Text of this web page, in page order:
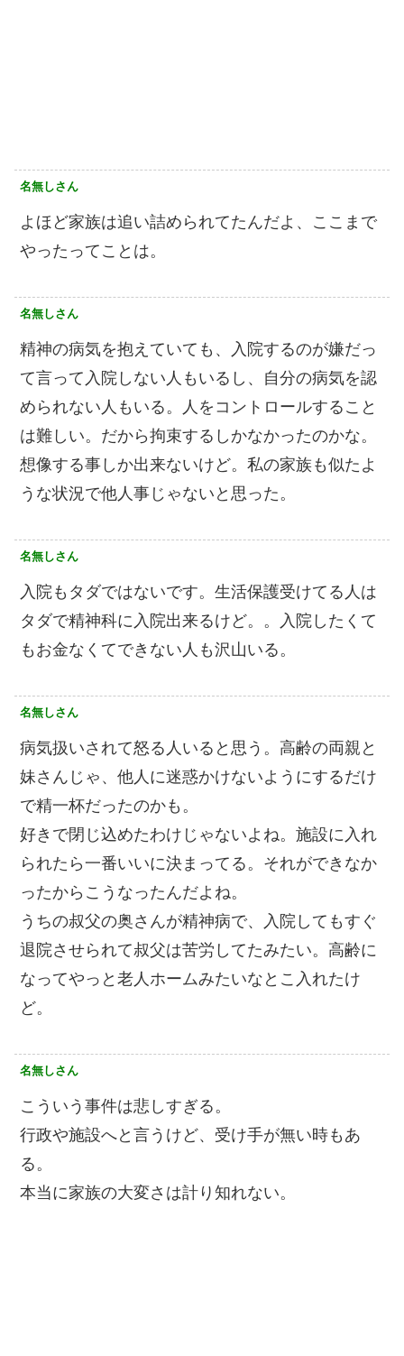
名無しさん
よほど家族は追い詰められてたんだよ、ここまで
やったってことは。
名無しさん
精神の病気を抱えていても、入院するのが嫌だっ
て言って入院しない人もいるし、自分の病気を認
められない人もいる。人をコントロールすること
は難しい。だから拘束するしかなかったのかな。
想像する事しか出来ないけど。私の家族も似たよ
うな状況で他人事じゃないと思った。
名無しさん
入院もタダではないです。生活保護受けてる人は
タダで精神科に入院出来るけど。。入院したくて
もお金なくてできない人も沢山いる。
名無しさん
病気扱いされて怒る人いると思う。高齢の両親と
妹さんじゃ、他人に迷惑かけないようにするだけ
で精一杯だったのかも。
好きで閉じ込めたわけじゃないよね。施設に入れ
られたら一番いいに決まってる。それができなか
ったからこうなったんだよね。
うちの叔父の奥さんが精神病で、入院してもすぐ
退院させられて叔父は苦労してたみたい。高齢に
なってやっと老人ホームみたいなとこ入れたけ
ど。
名無しさん
こういう事件は悲しすぎる。
行政や施設へと言うけど、受け手が無い時もあ
る。
本当に家族の大変さは計り知れない。